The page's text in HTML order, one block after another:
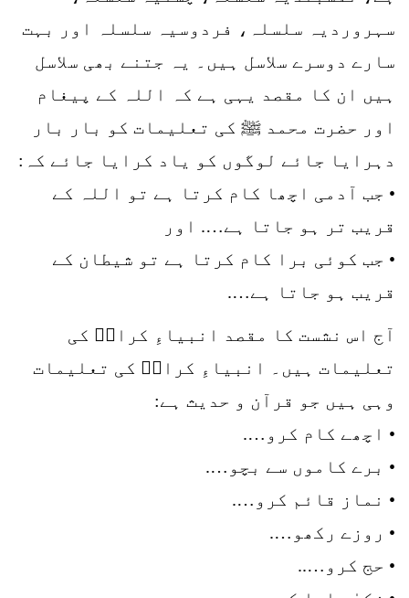
سہروردیہ سلسلہ، فردوسیہ سلسلہ اور بہت
سارے دوسرے سلاسل ہیں۔ یہ جتنے بھی سلاسل
ہیں ان کا مقصد یہی ہے کہ اللہ کے پیغام
اور حضرت محمد ﷺ کی تعلیمات کو بار بار
دہرایا جائے لوگوں کو یاد کرایا جائے کہ:
• جب آدمی اچھا کام کرتا ہے تو اللہ کے
قریب تر ہو جاتا ہے…. اور
• جب کوئی برا کام کرتا ہے تو شیطان کے
قریب ہو جاتا ہے….
آج اس نشست کا مقصد انبیاءِ کرامؑ کی
تعلیمات ہیں۔ انبیاءِ کرامؑ کی تعلیمات
وہی ہیں جو قرآن و حدیث ہے:
• اچھے کام کرو….
• برے کاموں سے بچو….
• نماز قائم کرو….
• روزے رکھو….
• حج کرو…..